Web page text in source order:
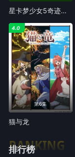
星卡梦少女5奇迹绽放
第6集
4.0
猫与龙
排行榜
RANKING